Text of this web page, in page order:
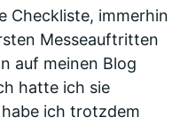
Checkliste, immerhin
Messeauftritten
auf meinen Blog
hatte ich sie
ich trotzdem